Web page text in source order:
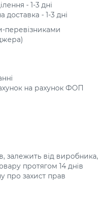
- 1-3 дні
- 1-3 дні
перевізниками
на рахунок ФОП
залежить від виробника,
протягом 14 днів
про захист прав